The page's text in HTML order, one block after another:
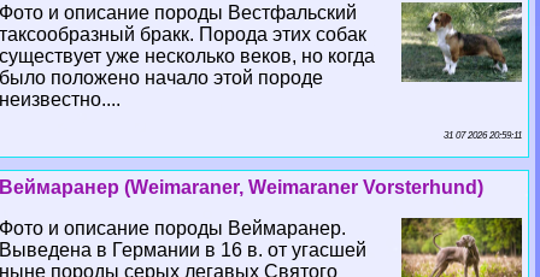
Фото и описание породы Вестфальский
таксообразный бpaкк. Порода этих собак
существует уже несколько веков, но когда
было положено начало этой породе
неизвестно....
31 07 2026 20:59:11
Веймаранер (Weimaraner, Weimaraner Vorsterhund)
Фото и описание породы Веймаранер.
Выведена в Германии в 16 в. от угасшей
ныне породы серых легавых Святого